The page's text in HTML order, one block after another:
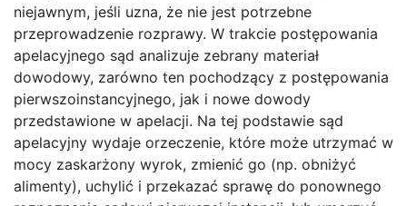
niejawnym, jeśli uzna, że nie jest potrzebne
przeprowadzenie rozprawy. W trakcie postępowania
apelacyjnego sąd analizuje zebrany materiał
dowodowy, zarówno ten pochodzący z postępowania
pierwszoinstancyjnego, jak i nowe dowody
przedstawione w apelacji. Na tej podstawie sąd
apelacyjny wydaje orzeczenie, które może utrzymać w
mocy zaskarżony wyrok, zmienić go (np. obniżyć
alimenty), uchylić i przekazać sprawę do ponownego